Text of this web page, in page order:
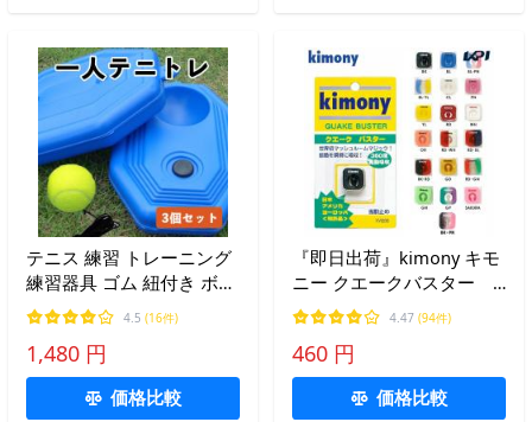
テニス 練習 トレーニング
練習器具 ゴム 紐付き ボー
ル3つ付き テニストレーナ
ー 硬式 ジュニア 初心者
4.5 (16件)
1,480 円
価格比較
『即日出荷』kimony キモ
ニー クエークバスター
振動止め KVI205
4.47 (94件)
460 円
価格比較